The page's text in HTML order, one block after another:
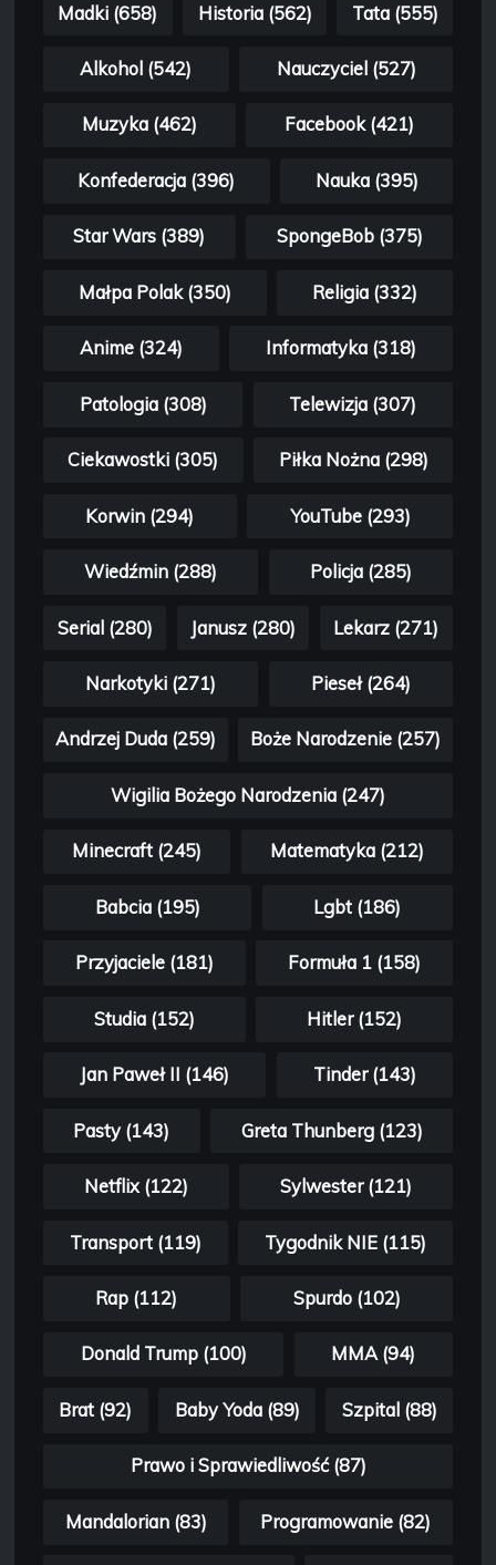
Madki (658) Historia (562) Tata (555)
Alkohol (542) Nauczyciel (527)
Muzyka (462) Facebook (421)
Konfederacja (396) Nauka (395)
Star Wars (389) SpongeBob (375)
Małpa Polak (350) Religia (332)
Anime (324) Informatyka (318)
Patologia (308) Telewizja (307)
Ciekawostki (305) Piłka Nożna (298)
Korwin (294) YouTube (293)
Wiedźmin (288) Policja (285)
Serial (280) Janusz (280) Lekarz (271)
Narkotyki (271) Pieseł (264)
Andrzej Duda (259) Boże Narodzenie (257)
Wigilia Bożego Narodzenia (247)
Minecraft (245) Matematyka (212)
Babcia (195) Lgbt (186)
Przyjaciele (181) Formuła 1 (158)
Studia (152) Hitler (152)
Jan Paweł II (146) Tinder (143)
Pasty (143) Greta Thunberg (123)
Netflix (122) Sylwester (121)
Transport (119) Tygodnik NIE (115)
Rap (112) Spurdo (102)
Donald Trump (100) MMA (94)
Brat (92) Baby Yoda (89) Szpital (88)
Prawo i Sprawiedliwość (87)
Mandalorian (83) Programowanie (82)